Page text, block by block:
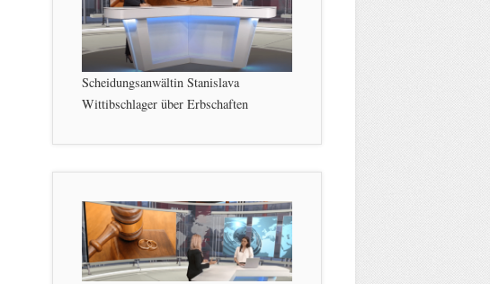
Scheidungsanwältin Stanislava
Wittibschlager über Erbschaften